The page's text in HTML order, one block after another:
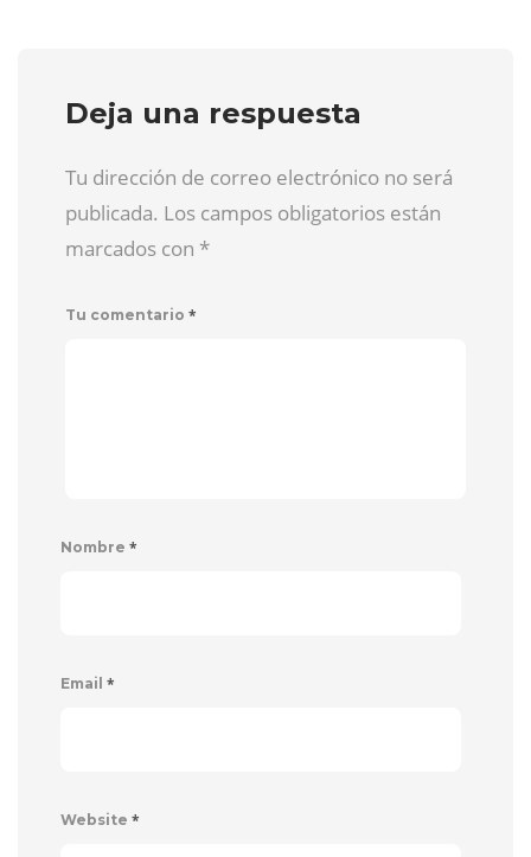
Deja una respuesta
Tu dirección de correo electrónico no será
publicada. Los campos obligatorios están
marcados con *
Tu comentario *
Nombre *
Email *
Website *